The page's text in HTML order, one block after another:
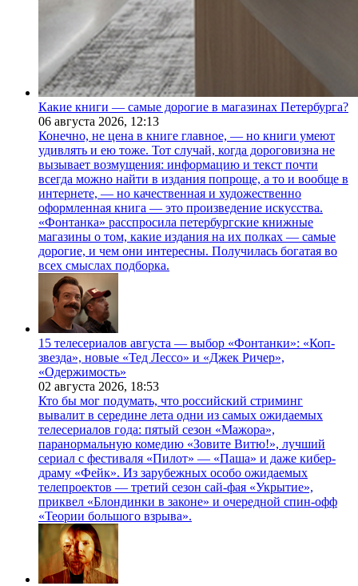
Какие книги — самые дорогие в магазинах Петербурга?
06 августа 2026, 12:13
Конечно, не цена в книге главное, — но книги умеют
удивлять и ею тоже. Тот случай, когда дороговизна не
вызывает возмущения: информацию и текст почти
всегда можно найти в издания попроще, а то и вообще в
интернете, — но качественная и художественно
оформленная книга — это произведение искусства.
«Фонтанка» расспросила петербургские книжные
магазины о том, какие издания на их полках — самые
дорогие, и чем они интересны. Получилась богатая во
всех смыслах подборка.
15 телесериалов августа — выбор «Фонтанки»: «Коп-
звезда», новые «Тед Лессо» и «Джек Ричер»,
«Одержимость»
02 августа 2026, 18:53
Кто бы мог подумать, что российский стриминг
вывалит в середине лета одни из самых ожидаемых
телесериалов года: пятый сезон «Мажора»,
паранормальную комедию «Зовите Витю!», лучший
сериал с фестиваля «Пилот» — «Паша» и даже кибер-
драму «Фейк». Из зарубежных особо ожидаемых
телепроектов — третий сезон сай-фая «Укрытие»,
приквел «Блондинки в законе» и очередной спин-офф
«Теории большого взрыва».